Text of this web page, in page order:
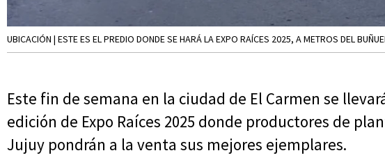
UBICACIÓN | ESTE ES EL PREDIO DONDE SE HARÁ LA EXPO RAÍCES 2025, A METROS DEL
Este fin de semana en la ciudad de El Carmen se
edición de Expo Raíces 2025 donde productores de
Jujuy pondrán a la venta sus mejores ejemplares.